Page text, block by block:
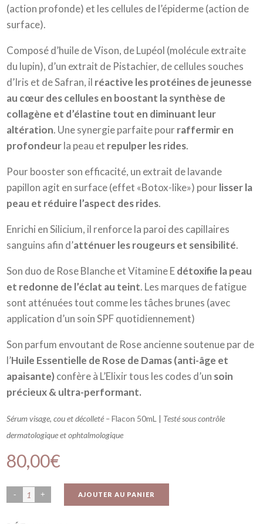
(action profonde) et les cellules de l’épiderme (action de
surface).
Composé d’huile de Vison, de Lupéol (molécule extraite
du lupin), d’un extrait de Pistachier, de cellules souches
d’Iris et de Safran, il réactive les protéines de jeunesse
au cœur des cellules en boostant la synthèse de
collagène et d’élastine tout en diminuant leur
altération. Une synergie parfaite pourraffermir en
profondeurla peau et repulper les rides.
Pour booster son efficacité, un extrait de lavande
papillon agit en surface (effet «Botox-like») pourlisser la
peau et réduire l’aspect des rides.
Enrichi en Silicium, il renforce la paroi des capillaires
sanguins afin d’atténuer les rougeurs et sensibilité.
Son duo de Rose Blanche et Vitamine Edétoxifie la peau
et redonne de l’éclat au teint. Les marques de fatigue
sont atténuées tout comme les tâches brunes (avec
application d’un soin SPF quotidiennement)
Son parfum envoutant de Rose ancienne soutenue par de
l’Huile Essentielle de Rose de Damas (anti-âge et
apaisante) confère à L’Elixir tous les codes d’un soin
précieux & ultra-performant.
Sérum visage, cou et décolleté –Flacon 50mL | Testé sous contrôle
dermatologique et ophtalmologique
80,00€
AJOUTER AU PANIER